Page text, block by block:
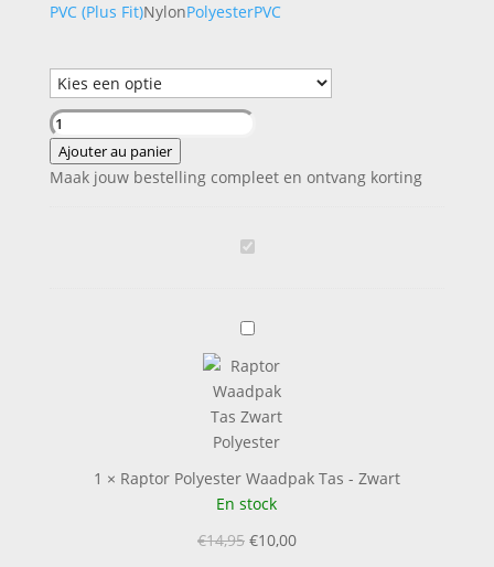
PVC (Plus Fit)NylonPolyesterPVC
quantité
de
Raptor
Ajouter au panier
Maak jouw bestelling compleet en ontvang korting
R
t
r
W
a
a
d
p
k
R
r
P
o
l
1 × Raptor Polyester Waadpak Tas - Zwart
En stock
€14,95 Le
€10,00Le